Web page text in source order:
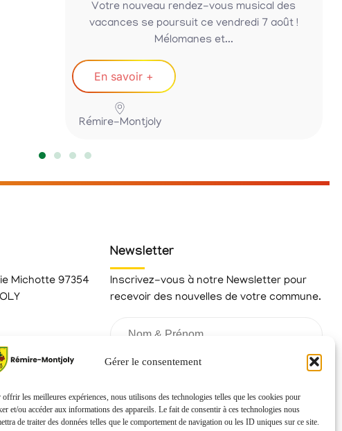
Gérer le consentement
offrir les meilleures expériences, nous utilisons des technologies telles que les cookies pour
et/ou accéder aux informations des appareils. Le fait de consentir à ces technologies nous
de traiter des données telles que le comportement de navigation ou les ID uniques sur ce site.
Votre nouveau rendez-vous musical des
vacances se poursuit ce vendredi 7 août !
Mélomanes et...
En savoir +
Rémire-Montjoly
Michotte 97354
Newsletter
Inscrivez-vous à notre Newsletter pour
recevoir des nouvelles de votre commune.